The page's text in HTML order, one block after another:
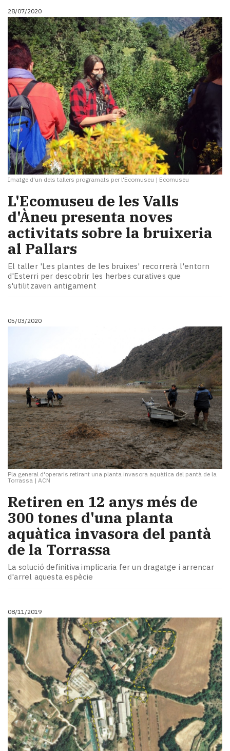
28/07/2020
Imatge d'un dels tallers programats per l'Ecomuseu | Ecomuseu
L'Ecomuseu de les Valls
d'Àneu presenta noves
activitats sobre la bruixeria
al Pallars
El taller 'Les plantes de les bruixes' recorrerà l'entorn
d'Esterri per descobrir les herbes curatives que
s'utilitzaven antigament
05/03/2020
Pla general d'operaris retirant una planta invasora aquàtica del pantà de la
Torrassa | ACN
Retiren en 12 anys més de
300 tones d'una planta
aquàtica invasora del pantà
de la Torrassa
La solució definitiva implicaria fer un dragatge i arrencar
d'arrel aquesta espècie
08/11/2019